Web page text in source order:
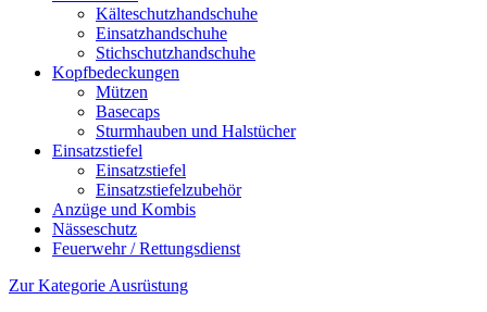
Kälteschutzhandschuhe
Einsatzhandschuhe
Stichschutzhandschuhe
Kopfbedeckungen
Mützen
Basecaps
Sturmhauben und Halstücher
Einsatzstiefel
Einsatzstiefel
Einsatzstiefelzubehör
Anzüge und Kombis
Nässeschutz
Feuerwehr / Rettungsdienst
Zur Kategorie Ausrüstung